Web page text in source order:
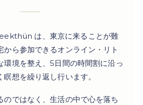
は、東京に来ることが難
から参加できるオンライン・リト
環境を整え、5日間の時間割に沿っ
想を繰り返し行います。
のではなく、生活の中で心を落ち